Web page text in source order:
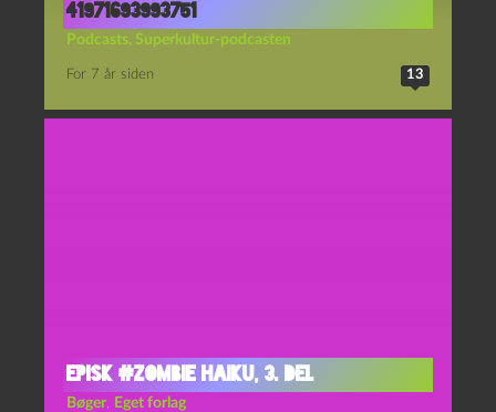
41971693993751
Podcasts, Superkultur-podcasten
For 7 år siden 13
Episk #zombie haiku, 3. del
Bøger, Eget forlag